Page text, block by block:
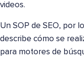
videos.
Un SOP de SEO, por
describe cómo se
para motores de